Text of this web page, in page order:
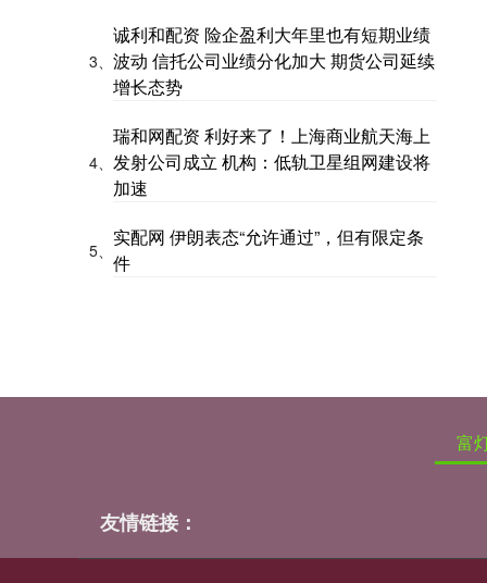
3、
诚利和配资 险企盈利大年里也有短期业绩
波动 信托公司业绩分化加大 期货公司延续
增长态势
4、
瑞和网配资 利好来了！上海商业航天海上
发射公司成立 机构：低轨卫星组网建设将
加速
5、
实配网 伊朗表态“允许通过”，但有限定条
件
富
友情链接：